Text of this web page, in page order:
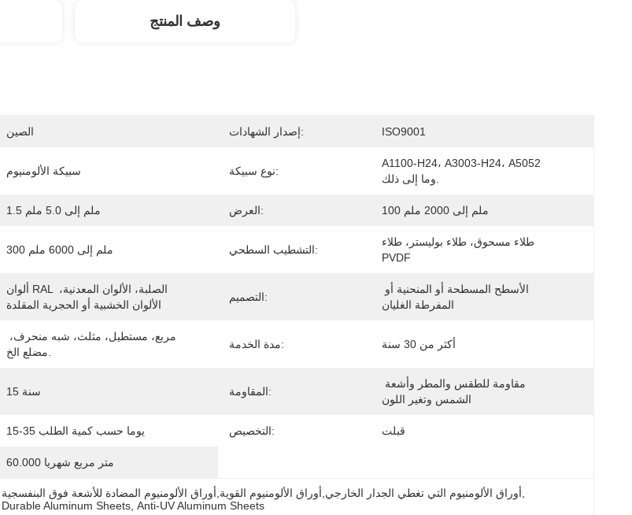
وصف المنتج
الصين إصدار الشهادات: ISO9001
سبيكة الألومنيوم نوع سبيكة:
A1100-H24، A3003-H24، A5052
1.5 ملم إلى 5.0 ملم العرض: 100 ملم إلى 2000 ملم
300 ملم إلى 6000 ملم التشطيب السطحي:
طلاء مسحوق، طلاء بوليستر، طلاء
PVDF
ألوان RAL الصلبة، الألوان المعدنية،
الألوان الخشبية أو الحجرية المقلدة
التصميم:
المفرطة الغليان
مدة الخدمة: أكثر من 30 سنة
15 سنة المقاومة:
الشمس وتغير اللون
15-35 يوما حسب كمية الطلب التخصيص: قبلت
60.000 متر مربع شهريا
أوراق الألومنيوم التي تغطي الجدار الخارجي,أوراق الألومنيوم القوية,أوراق الألومنيوم المضادة للأشعة فوق البنفسجية
Durable Aluminum Sheets , Anti-UV Aluminum Sheets